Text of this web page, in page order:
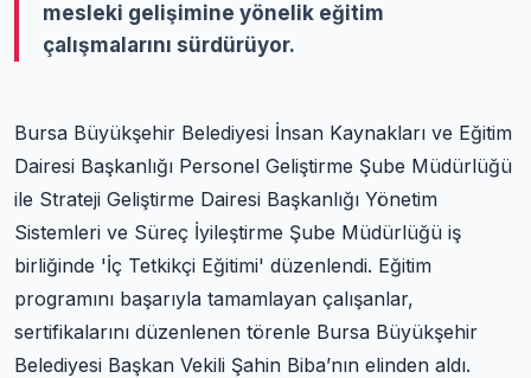
mesleki gelişimine yönelik eğitim
çalışmalarını sürdürüyor.
Bursa Büyükşehir Belediyesi İnsan Kaynakları ve Eğitim
Dairesi Başkanlığı Personel Geliştirme Şube Müdürlüğü
ile Strateji Geliştirme Dairesi Başkanlığı Yönetim
Sistemleri ve Süreç İyileştirme Şube Müdürlüğü iş
birliğinde 'İç Tetkikçi Eğitimi' düzenlendi. Eğitim
programını başarıyla tamamlayan çalışanlar,
sertifikalarını düzenlenen törenle Bursa Büyükşehir
Belediyesi Başkan Vekili Şahin Biba’nın elinden aldı.